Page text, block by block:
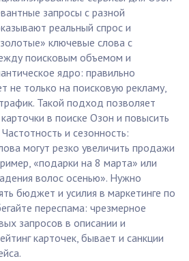
запросы с разной
реальный спрос и
ключевые слова с
поисковым объемом и
ядро: правильно
не только на поисковую рекламу,
Такой подход позволяет
в поиске Озон и повысить
и сезонность:
могут резко увеличить продажи
«подарки на 8 марта» или
волос осенью». Нужно
бюджет и усилия в маркетинге по
переспама: чрезмерное
запросов в описании и
карточек, бывает и санкции